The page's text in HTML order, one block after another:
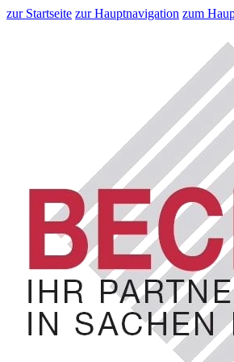
zur Startseite zur Hauptnavigation zum